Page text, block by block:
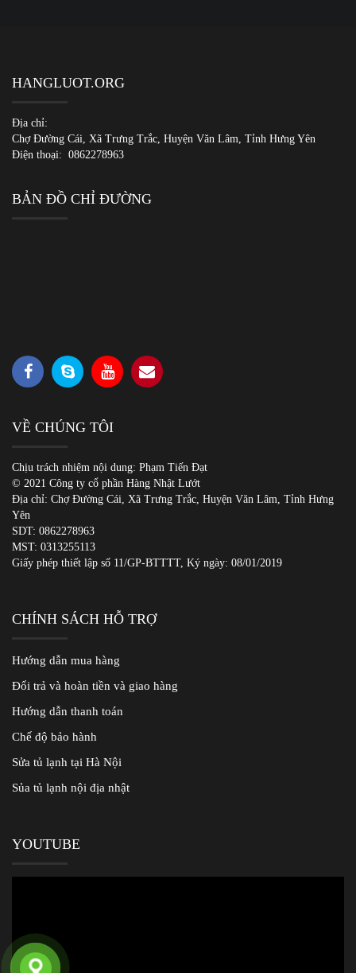
HANGLUOT.ORG
Địa chỉ:
Chợ Đường Cái, Xã Trưng Trắc, Huyện Văn Lâm, Tỉnh Hưng Yên
Điện thoại: 0862278963
BẢN ĐỒ CHỈ ĐƯỜNG
VỀ CHÚNG TÔI
Chịu trách nhiệm nội dung: Phạm Tiến Đạt
© 2021 Công ty cổ phần Hàng Nhật Lướt
Địa chỉ: Chợ Đường Cái, Xã Trưng Trắc, Huyện Văn Lâm, Tỉnh Hưng
Yên
SDT: 0862278963
MST: 0313255113
Giấy phép thiết lập số 11/GP-BTTTT, Ký ngày: 08/01/2019
CHÍNH SÁCH HỖ TRỢ
Hướng dẫn mua hàng
Đổi trả và hoàn tiền và giao hàng
Hướng dẫn thanh toán
Chế độ bảo hành
Sửa tủ lạnh tại Hà Nội
Sủa tủ lạnh nội địa nhật
YOUTUBE